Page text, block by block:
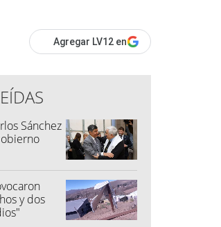
Agregar LV12 en
Sánchez
y dos